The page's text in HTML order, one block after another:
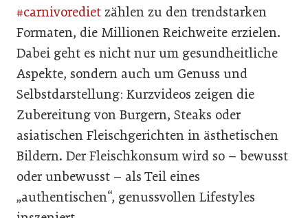
#carnivorediet zählen zu den trendstarken
Formaten, die Millionen Reichweite erzielen.
Dabei geht es nicht nur um gesundheitliche
Aspekte, sondern auch um Genuss und
Selbstdarstellung: Kurzvideos zeigen die
Zubereitung von Burgern, Steaks oder
asiatischen Fleischgerichten in ästhetischen
Bildern. Der Fleischkonsum wird so – bewusst
oder unbewusst – als Teil eines
„authentischen“, genussvollen Lifestyles